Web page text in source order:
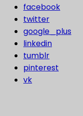
facebook
twitter
google_plus
linkedin
tumblr
pinterest
vk